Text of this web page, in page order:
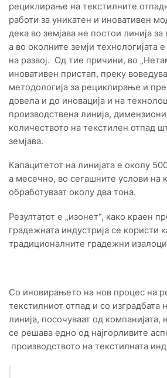
рециклирање на текстилните
работи за уникатен и иновативен
дека во земјава не постои линија
а во околните земји технологијата
на развој. Од тие причини, во
иновативен пристап, преку
методологија за рециклирање и
довела и до иновација и на
производствена линија,
количеството на текстилен отпад
земјава.
Капацитетот на линијата е околу
а месечно, во сегашните услови на
обработуваат околу два тона.
Резултатот е „изонет“, како краен
градежната индустрија се користи
традиционалните градежни
Со иновирањето на нов процес на
текстилниот отпад и со изградбата
линија, посочуваат од
се решава едно од најгорливите
производството на текстилната